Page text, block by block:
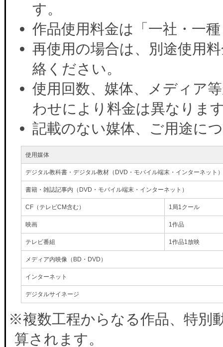
す。
作品使用料金は「一社・一
再使用の場合は、別途使用
絡ください。
使用回数、媒体、メディア
わせにより料金は異なりま
記載のない媒体、ご用途に
使用媒体
デジタル教科書・デジタル教材（DVD・モバイル端末・インターネット）
書籍・雑誌記事内（DVD・モバイル端末・インターネット）
CF（テレビCM含む） 1局1クール
映画 1作品
テレビ番組 1作品1放映
メディア内映像（BD・DVD）
インターネット
デジタルサイネージ
※複数工程からなる作品、特別
算されます。